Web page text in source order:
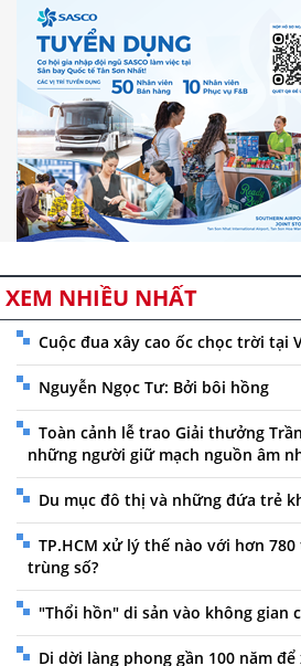
XEM NHIỀU NHẤT
Cuộc đua xây cao ốc chọc trời tại
Nguyễn Ngọc Tư: Bởi bôi hồng
Toàn cảnh lễ trao Giải thưởng
những người giữ mạch nguồn âm
Du mục đô thị và những đứa trẻ
TP.HCM xử lý thế nào với hơn
trùng số?
"Thổi hồn" di sản vào không gian
Di dời làng phong gần 100 năm